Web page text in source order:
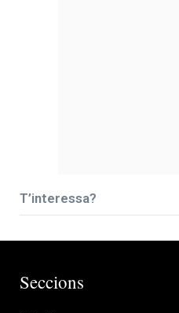
T’interessa?
Seccions